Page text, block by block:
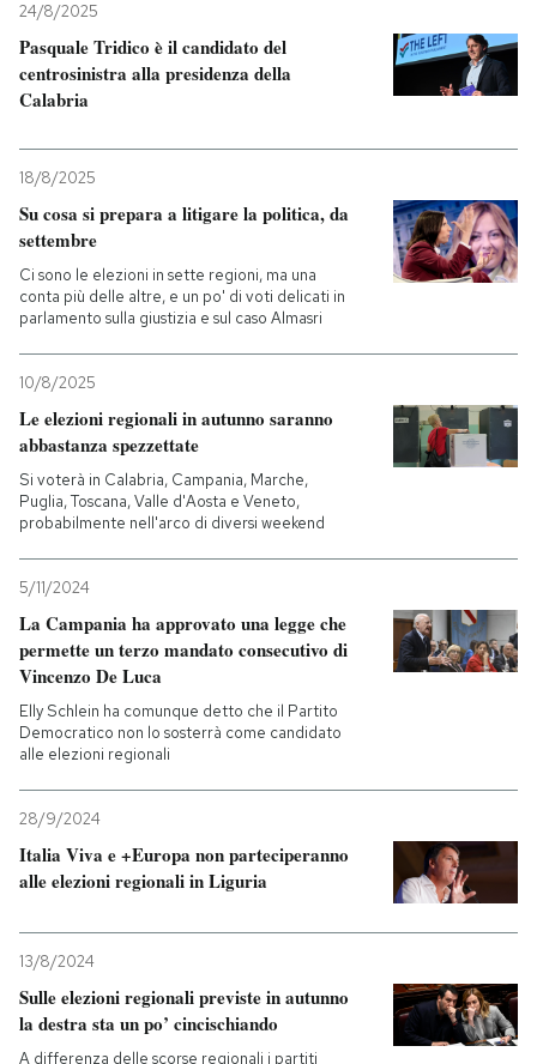
24/8/2025
Pasquale Tridico è il candidato del
centrosinistra alla presidenza della
Calabria
18/8/2025
Su cosa si prepara a litigare la politica, da
settembre
Ci sono le elezioni in sette regioni, ma una
conta più delle altre, e un po' di voti delicati in
parlamento sulla giustizia e sul caso Almasri
10/8/2025
Le elezioni regionali in autunno saranno
abbastanza spezzettate
Si voterà in Calabria, Campania, Marche,
Puglia, Toscana, Valle d'Aosta e Veneto,
probabilmente nell'arco di diversi weekend
5/11/2024
La Campania ha approvato una legge che
permette un terzo mandato consecutivo di
Vincenzo De Luca
Elly Schlein ha comunque detto che il Partito
Democratico non lo sosterrà come candidato
alle elezioni regionali
28/9/2024
Italia Viva e +Europa non parteciperanno
alle elezioni regionali in Liguria
13/8/2024
Sulle elezioni regionali previste in autunno
la destra sta un po’ cincischiando
A differenza delle scorse regionali i partiti